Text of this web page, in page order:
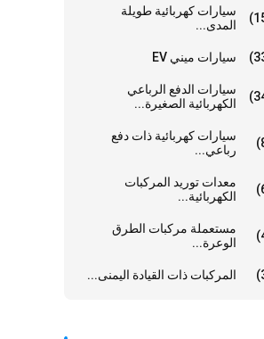
سيارات كهربائية طويلة
المدى...
سيارات ميني EV
سيارات الدفع الرباعي
الكهربائية الصغيرة...
سيارات كهربائية ذات دفع
رباعي...
معدات توريد المركبات
الكهربائية...
مستعملة مركبات الطرق
الوعرة...
المركبات ذات القيادة اليمنى...